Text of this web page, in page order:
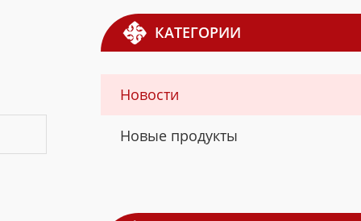
КАТЕГОРИИ
Новости
Новые продукты